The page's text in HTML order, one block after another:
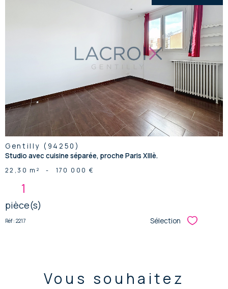
voir le
bien
Gentilly (94250)
Studio avec cuisine séparée, proche Paris XIIIè.
22,30 m² - 170 000 €
1
pièce(s)
Réf : 2217 Sélection Sélectionner
Vous souhaitez